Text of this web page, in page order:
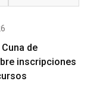
de
inscripciones